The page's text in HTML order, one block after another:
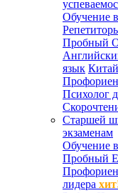
Обучение
Пробный
язык
Психолог
Старшей
экзаменам
Обучение
Пробный
лидера